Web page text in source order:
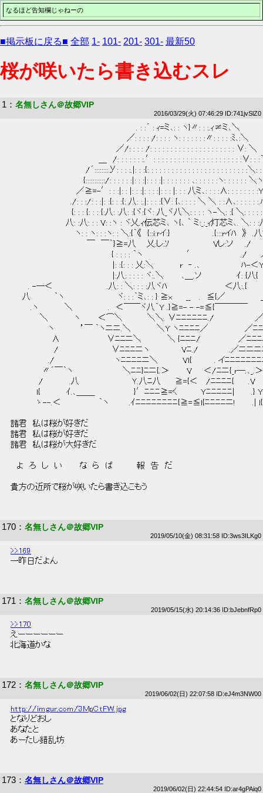
なるほど告知欄じゃねーの
■掲示板に戻る■ 全部 1- 101- 201- 301- 最新50
桜が咲いたら書き込むスレ
1 ： 名無しさん＠故郷VIP
2016/03/29(火) 07:46:29 ID:741jvSlZ0
. : :´ : ｨ=ミ､: : ヽ}〃: : :.ｨ≠ミ､＼
／: : : : /: : : : ヽ: : : : : : :〃: : : : :ﾐ､:＼
／/: : : : /: : : : : : : : : : : : : : : : : : : : : ∨: ＼
＿　/: : : : : : :.′: : : : : : : : : : : : : : : : : : : : : :∨: : :｀
/´::::::::У: : : :.|: : :{: : : : : : : : : : : : : : : : : : : : : : : : :＼: : :
{:::::::::::/: : : : : :|: : :|: : : :|: : : : : : : ､: : : : : :ヽ: : : : : : ＼ヽ: : :
／≧=-′: : :|: : |: : :|: : : :|: : : |: : : 八ミ､: : : :∧: : : : : : : :Y
./: : :/: : :|: :{: : :{: 八: :.|: : : :{∨: {､: : : : ＼ ＼ : :∧､: : : : : :.ﾊ: :
{: : : {: : : {:八: :八: :{ヾ:{ヾ: 八_ヾ八＼: : : : ヽ-＼: :{ ＼: : : : : }: :
八: :八: : : V: :ヽ : ヾ乂.ｨ伝芯ミ､ ヽ{､ ｀ ミ:_:_ｨ灯芯ミ､. ＼: : :
ヽ: : ヽ: : :ヽ: : ＼:{｀《　{::i:ｒイ:}　　　　 　 　 .{:::rイﾊ　》　.八
￣　￣｀}≧=八 　 乂:し:ｿ 　 　 　 　 　 Vし:ソ　　./　　
{ : : : : ｀ヽ　　　　　　　 ′　　　　　　 　 ./　　 ﾉ:
|: :{: : : 乂:＼　　　　 r　‐ .､　　　　　　　ﾊ-＜Y:
|:八: : : : : ヾ:.＼　　　､＿.ソ　　　　　　ｲ: {八{　
. -―＜　　　　　　 　 　 .八: : ＼: : : :八ヾﾊ　　　　　　　　 　 ＜八:.{　　
八　　　　｀ヽ　　　 　 　 　 　 ヾ: : :｀ミ､: : } ≧x　 　__　 .　≦{／　　　　　
.ヽ　　　　 ＼　　　　　　.　＜￣￣ヾ八｀Y .}≧=- - -=≦{￣￣￣￣　　　
＼　　　　 ヽ　　　＜⌒＼　 　 　 ＼＼. ∨ﾆﾆﾆﾆﾆﾆ./　　　　　　　
ヽ　　　　 ’￣ ｀ヽニニ.＼　　　　 ＼Y ヽﾆﾆﾆﾆ／　　　 　 　 ／ﾆﾆﾆ
∧　　　　　　　　∨ﾆﾆニ＼　　　　 ＼ {ﾆﾆﾆ/　　　　　　 ／ﾆﾆﾆﾆ
/　　　　　　　　　∨ﾆﾆﾆニヽ　　　　　 Vﾆ./　　 　 　 .／ニニニニﾆ
./ 　 　 　 　 　 　 　 ヽﾆﾆﾆﾆニ＼　 　 　 Vl{　 　 　. イﾆﾆﾆﾆﾆﾆﾆﾆ/　
〃´￣｀ヽ　　　　　　　　 ＼ﾆﾆ}ﾆニ{.＞　　　V　　＜/ﾆニ{_r―.､_.＞
/　　　　 .八　　　 　 　 　 　 Ｙ.八ﾆ八　　 ≧={＜　 /ﾆﾆﾆﾆ{　 　.V　 ＿
l{　　　　 ｲ.､＿＿_　　 　 　 　 }′ﾆﾆﾆ≧=く　　　　Yﾆﾆﾆﾆﾆ|　 　 .} Y
ゝ--.＜　　　　　　 ｀ヽ　　 　.ｲﾆﾆﾆﾆﾆﾆﾆﾆ{≧=≦l{ﾆﾆﾆﾆニ!　 　 .| l{　
諸君　私は桜が好きだ
諸君　私は桜が好きだ
諸君　私は桜が大好きだ
よ　ろ　し　い　　　な　ら　ば　　　　報　告　だ
貴方の近所で桜が咲いたら書き込こもう
170 ： 名無しさん＠故郷VIP
2019/05/10(金) 08:31:58 ID:3ws3ILKg0
>>169
一昨日だよん
171 ： 名無しさん＠故郷VIP
2019/05/15(水) 20:14:36 ID:bJebnfRp0
>>170
えーーーーーー
北海道かな
172 ： 名無しさん＠故郷VIP
2019/06/02(日) 22:07:58 ID:eJ4m3NW00
http://imgur.com/3MpCtFW.jpg
となりどおし
あなたと
あーたし錯乱坊
173 ： 名無しさん＠故郷VIP
2019/06/02(日) 22:44:54 ID:ar4gPAiq0